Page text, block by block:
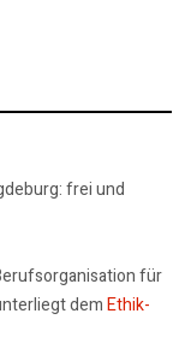
in der Kastanienallee
frei und
für
demEthik-